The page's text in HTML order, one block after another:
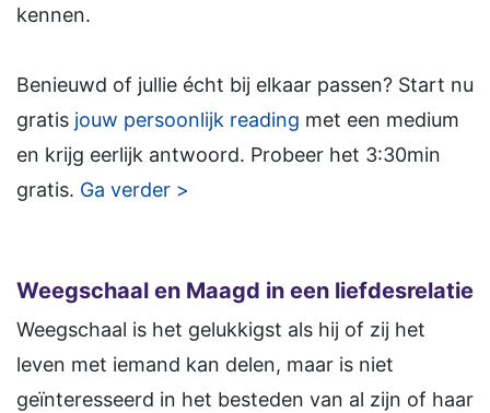
kennen.
Benieuwd of jullie écht bij elkaar passen? Start nu
gratis jouw persoonlijk reading met een medium
en krijg eerlijk antwoord. Probeer het 3:30min
gratis. Ga verder >
Weegschaal en Maagd in een liefdesrelatie
Weegschaal is het gelukkigst als hij of zij het
leven met iemand kan delen, maar is niet
geïnteresseerd in het besteden van al zijn of haar